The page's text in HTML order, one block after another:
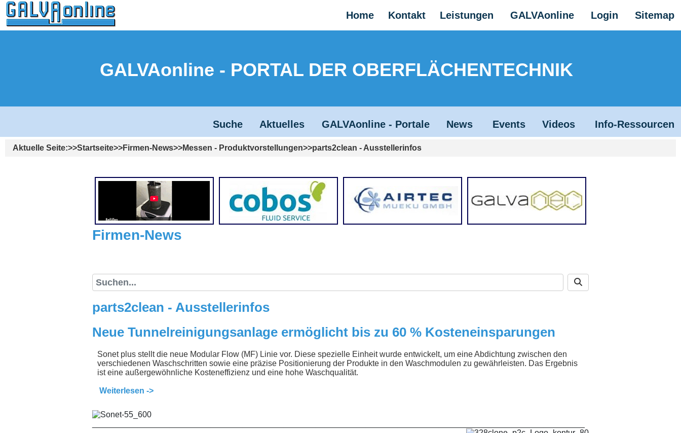
Home Kontakt Leistungen GALVAonline Login Sitemap
GALVAonline - PORTAL DER OBERFLÄCHENTECHNIK
Suche Aktuelles GALVAonline - Portale News Events Videos Info-Ressourcen
Aktuelle Seite: Startseite Firmen-News Messen - Produktvorstellungen parts2clean - Ausstellerinfos
Firmen-News
parts2clean - Ausstellerinfos
Neue Tunnelreinigungsanlage ermöglicht bis zu 60 % Kosteneinsparungen
Sonet plus stellt die neue Modular Flow (MF) Linie vor. Diese spezielle Einheit wurde entwickelt, um eine Abdichtung zwischen den
verschiedenen Waschschritten sowie eine präzise Positionierung der Produkte in den Waschmodulen zu gewährleisten. Das Ergebnis
ist eine außergewöhnliche Kosteneffizienz und eine hohe Waschqualität.
Weiterlesen ->